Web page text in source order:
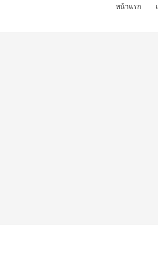
หน้าแรก